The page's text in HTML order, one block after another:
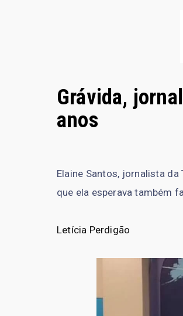
Grávida,
anos
Elaine Santos, jornalista
que ela esperava também
Letícia Perdigão